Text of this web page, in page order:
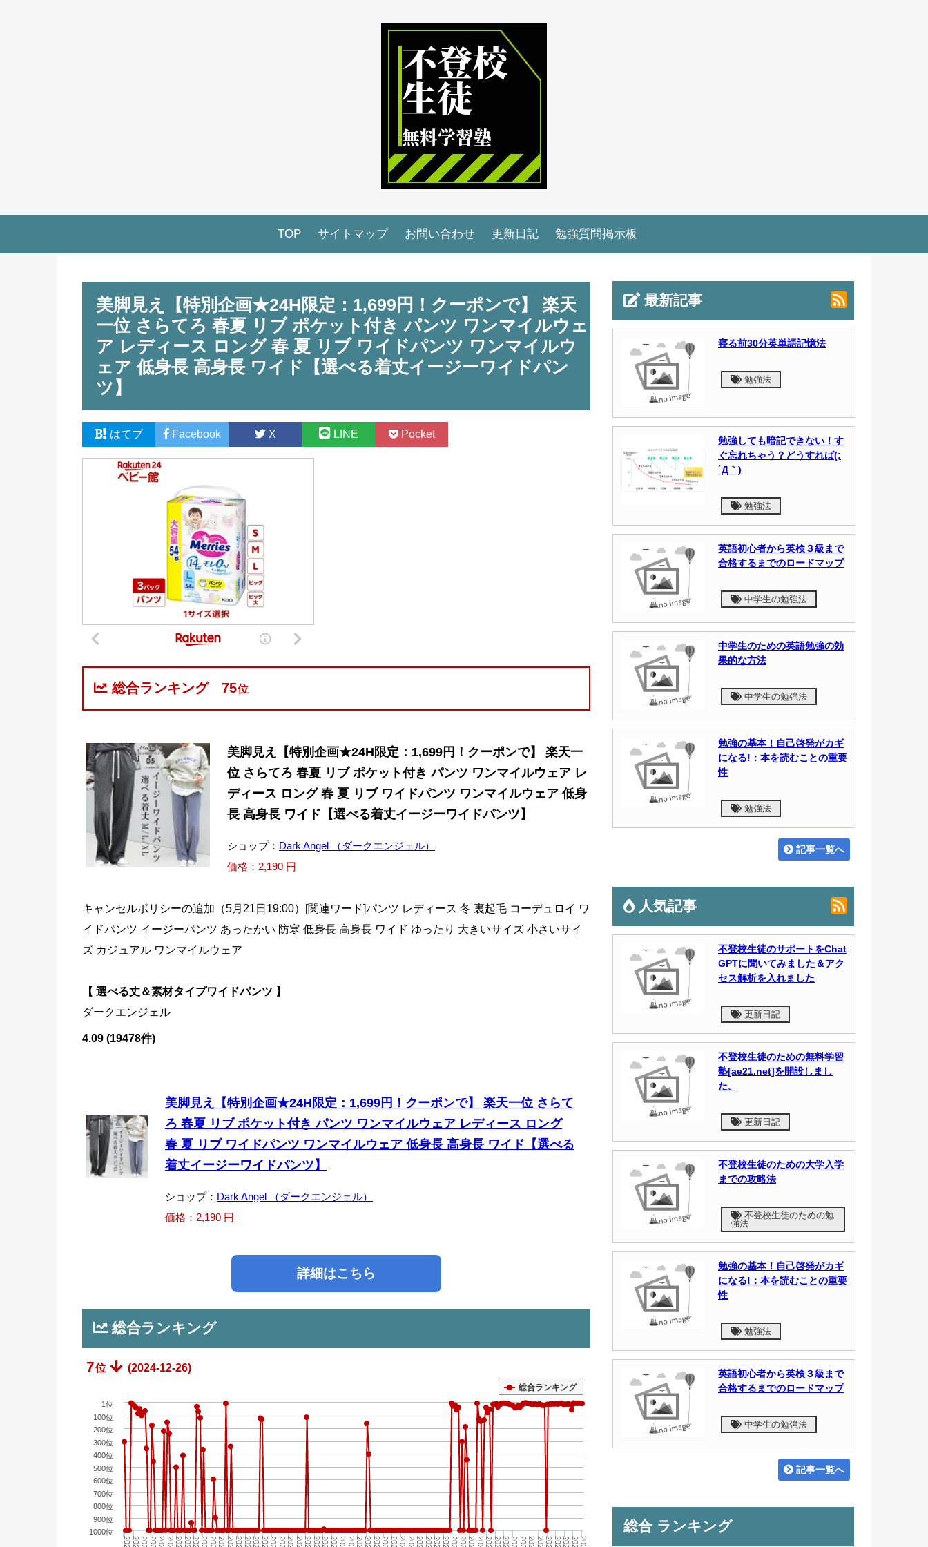
TOP サイトマップ お問い合わせ 更新日記 勉強質問掲示板
美脚見え【特別企画★24H限定：1,699円！クーポンで】 楽天
一位 さらてろ 春夏 リブ ポケット付き パンツ ワンマイルウェ
ア レディース ロング 春 夏 リブ ワイドパンツ ワンマイルウ
ェア 低身長 高身長 ワイド【選べる着丈イージーワイドパン
ツ】
はてブ Facebook X LINE Pocket
総合ランキング 75位
美脚見え【特別企画★24H限定：1,699円！クーポンで】 楽天一
位 さらてろ 春夏 リブ ポケット付き パンツ ワンマイルウェア レ
ディース ロング 春 夏 リブ ワイドパンツ ワンマイルウェア 低身
長 高身長 ワイド【選べる着丈イージーワイドパンツ】
ショップ： Dark Angel （ダークエンジェル）
価格：2,190 円
キャンセルポリシーの追加（5月21日19:00）[関連ワード]パンツ レディース 冬 裏起毛 コーデュロイ ワ
イドパンツ イージーパンツ あったかい 防寒 低身長 高身長 ワイド ゆったり 大きいサイズ 小さいサイ
ズ カジュアル ワンマイルウェア
【 選べる丈＆素材タイプワイドパンツ 】
ダークエンジェル
4.09 (19478件)
美脚見え【特別企画★24H限定：1,699円！クーポンで】 楽天一位 さらて
ろ 春夏 リブ ポケット付き パンツ ワンマイルウェア レディース ロング
春 夏 リブ ワイドパンツ ワンマイルウェア 低身長 高身長 ワイド【選べる
着丈イージーワイドパンツ】
ショップ： Dark Angel （ダークエンジェル）
価格：2,190 円
詳細はこちら
総合ランキング
7位 (2024-12-26)
総合ランキング
1位
100位
200位
300位
400位
500位
600位
700位
800位
900位
1000位
最新記事
寝る前30分英単語記憶法
勉強法
勉強しても暗記できない！す
ぐ忘れちゃう？どうすれば(;
´Д｀)
勉強法
英語初心者から英検３級まで
合格するまでのロードマップ
中学生の勉強法
中学生のための英語勉強の効
果的な方法
中学生の勉強法
勉強の基本！自己啓発がカギ
になる!：本を読むことの重要
性
勉強法
記事一覧へ
人気記事
不登校生徒のサポートをChat
GPTに聞いてみました＆アク
セス解析を入れました
更新日記
不登校生徒のための無料学習
塾[ae21.net]を開設しまし
た。
更新日記
不登校生徒のための大学入学
までの攻略法
不登校生徒のための勉
強法
勉強の基本！自己啓発がカギ
になる!：本を読むことの重要
性
勉強法
英語初心者から英検３級まで
合格するまでのロードマップ
中学生の勉強法
記事一覧へ
総合 ランキング